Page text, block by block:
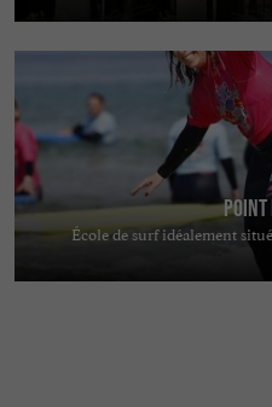
Point
École de surf idéalement